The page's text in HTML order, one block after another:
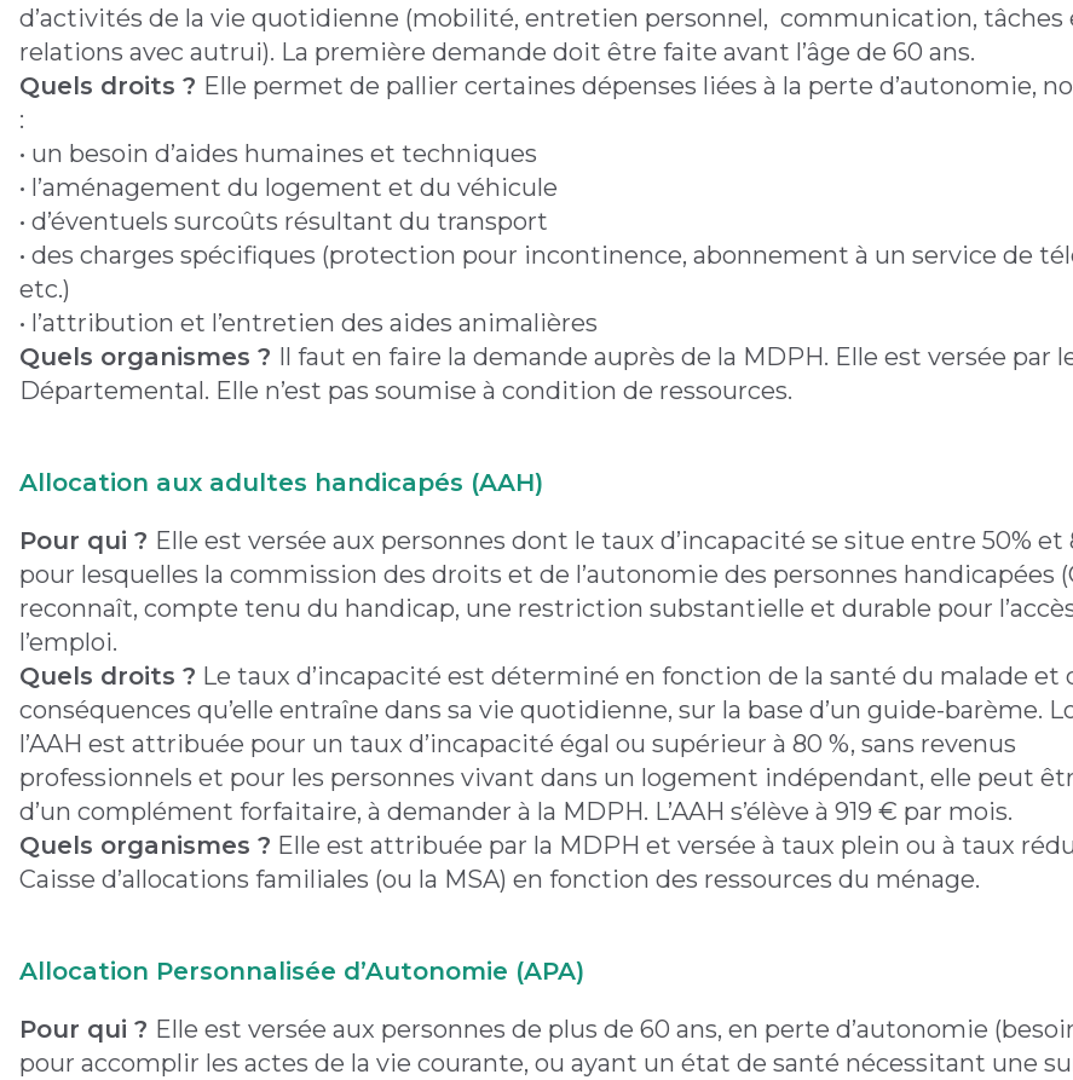
d’activités de la vie quotidienne (mobilité, entretien personnel, communication, tâches
relations avec autrui). La première demande doit être faite avant l’âge de 60 ans.
Quels droits ? Elle permet de pallier certaines dépenses liées à la perte d’autonomie,
:
• un besoin d’aides humaines et techniques
• l’aménagement du logement et du véhicule
• d’éventuels surcoûts résultant du transport
• des charges spécifiques (protection pour incontinence, abonnement à un service de
etc.)
• l’attribution et l’entretien des aides animalières
Quels organismes ? Il faut en faire la demande auprès de la MDPH. Elle est versée par
Départemental. Elle n’est pas soumise à condition de ressources.
Allocation aux adultes handicapés (AAH)
Pour qui ? Elle est versée aux personnes dont le taux d’incapacité se situe entre 50% et
pour lesquelles la commission des droits et de l’autonomie des personnes handicapées
reconnaît, compte tenu du handicap, une restriction substantielle et durable pour
l’emploi.
Quels droits ? Le taux d’incapacité est déterminé en fonction de la santé du malade et
conséquences qu’elle entraîne dans sa vie quotidienne, sur la base d’un guide-barème.
l’AAH est attribuée pour un taux d’incapacité égal ou supérieur à 80 %, sans revenus
professionnels et pour les personnes vivant dans un logement indépendant, elle peut
d’un complément forfaitaire, à demander à la MDPH. L’AAH s’élève à 919 € par mois.
Quels organismes ? Elle est attribuée par la MDPH et versée à taux plein ou à taux
Caisse d’allocations familiales (ou la MSA) en fonction des ressources du ménage.
Allocation Personnalisée d’Autonomie (APA)
Pour qui ? Elle est versée aux personnes de plus de 60 ans, en perte d’autonomie
pour accomplir les actes de la vie courante, ou ayant un état de santé nécessitant une